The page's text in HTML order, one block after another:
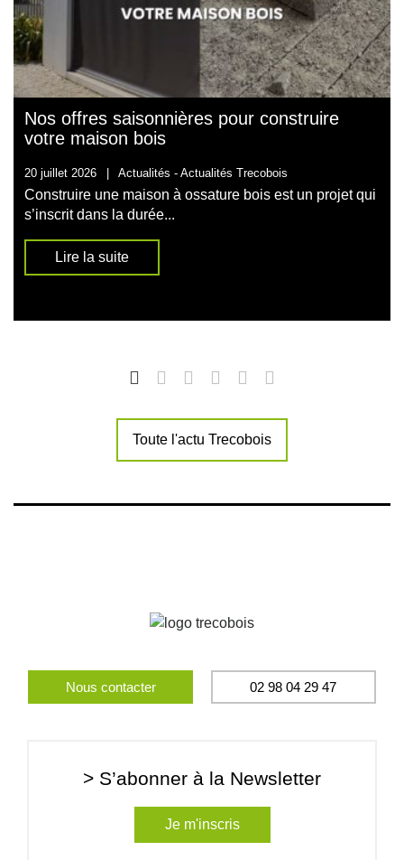
Nos offres saisonnières pour construire
votre maison bois
20 juillet 2026 | Actualités - Actualités Trecobois
Construire une maison à ossature bois est un projet qui
s’inscrit dans la durée...
Lire la suite
Toute l'actu Trecobois
Nous contacter 02 98 04 29 47
> S’abonner à la Newsletter
Je m'inscris